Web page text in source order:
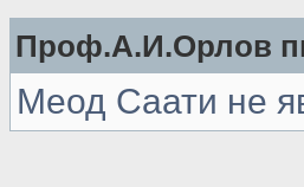
Проф.А.И.Орлов
Меод Саати не